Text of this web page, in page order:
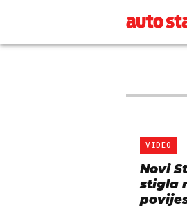
VIDEO
Novi
stigla